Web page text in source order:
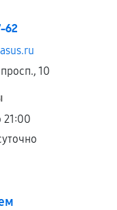
62
10
21:00